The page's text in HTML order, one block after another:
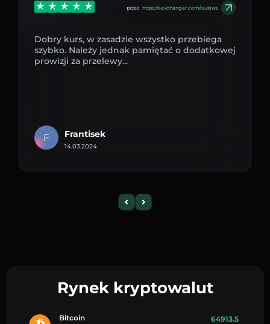
przez https://aexchanger.com/reviews
Dobry kurs, w zasadzie wszystko przebiega
szybko. Należy jednak pamiętać o dodatkowej
prowizji za przelewy...
F Frantisek
14.03.2024
Rynek kryptowalut
Bitcoin
64913.5